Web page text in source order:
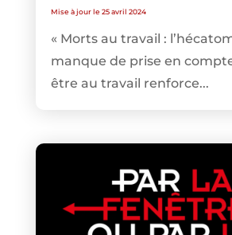
Mise à jour le 25 avril 2024
« Morts au travail :
manque de prise en
être au travail renforce...